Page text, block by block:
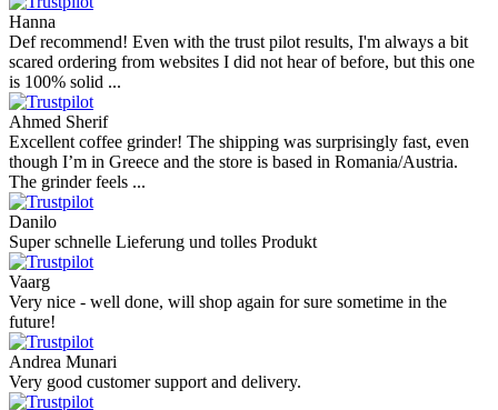
Hanna
Def recommend! Even with the trust pilot results, I'm always a bit
scared ordering from websites I did not hear of before, but this one
is 100% solid ...
Ahmed Sherif
Excellent coffee grinder! The shipping was surprisingly fast, even
though I’m in Greece and the store is based in Romania/Austria.
The grinder feels ...
Danilo
Super schnelle Lieferung und tolles Produkt
Vaarg
Very nice - well done, will shop again for sure sometime in the
future!
Andrea Munari
Very good customer support and delivery.